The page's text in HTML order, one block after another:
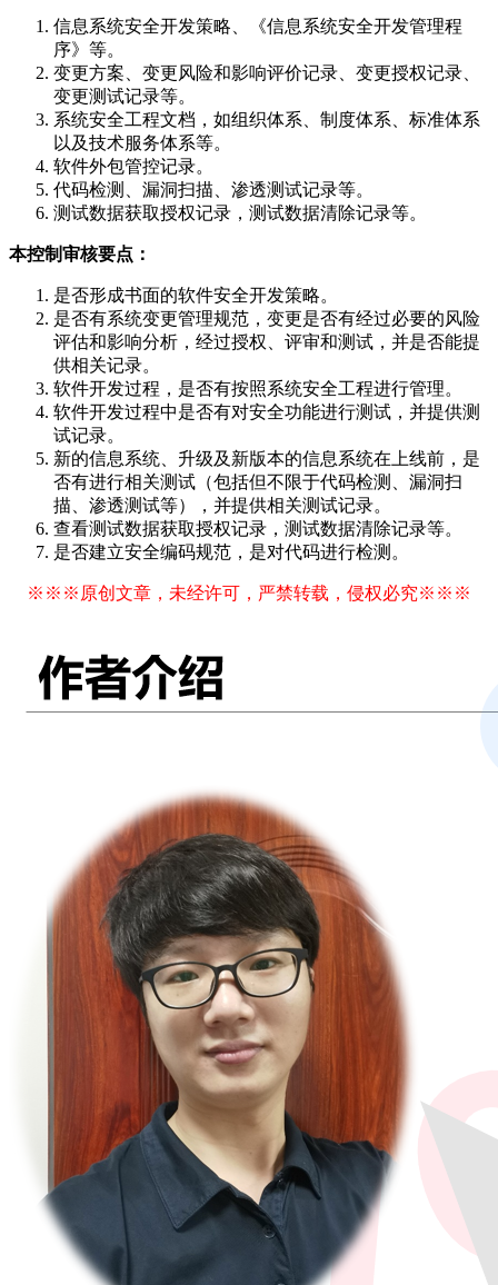
信息系统安全开发策略、《信息系统安全开发管理程
序》等。
变更方案、变更风险和影响评价记录、变更授权记录、
变更测试记录等。
系统安全工程文档，如组织体系、制度体系、标准体系
以及技术服务体系等。
软件外包管控记录。
代码检测、漏洞扫描、渗透测试记录等。
测试数据获取授权记录，测试数据清除记录等。
本控制审核要点：
是否形成书面的软件安全开发策略。
是否有系统变更管理规范，变更是否有经过必要的风险
评估和影响分析，经过授权、评审和测试，并是否能提
供相关记录。
软件开发过程，是否有按照系统安全工程进行管理。
软件开发过程中是否有对安全功能进行测试，并提供测
试记录。
新的信息系统、升级及新版本的信息系统在上线前，是
否有进行相关测试（包括但不限于代码检测、漏洞扫
描、渗透测试等），并提供相关测试记录。
查看测试数据获取授权记录，测试数据清除记录等。
是否建立安全编码规范，是对代码进行检测。
※※※原创文章，未经许可，严禁转载，侵权必究※※※